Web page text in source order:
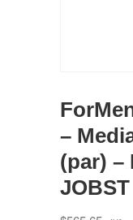
–
(par) –
JOBST